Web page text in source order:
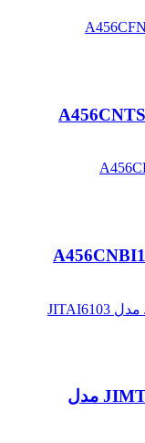
ضخامت سنج رنگ و پوشش برند JIMTEC مدل